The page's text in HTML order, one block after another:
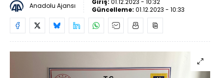
Anadolu Ajansı Giriş: 01.12.2023 - 10:32
Güncelleme: 01.12.2023 - 10:33